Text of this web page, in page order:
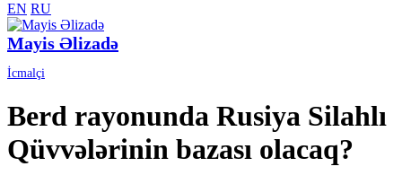
EN RU
Mayis Əlizadə
İcmalçi
Berd rayonunda Rusiya Silahlı
Qüvvələrinin bazası olacaq?